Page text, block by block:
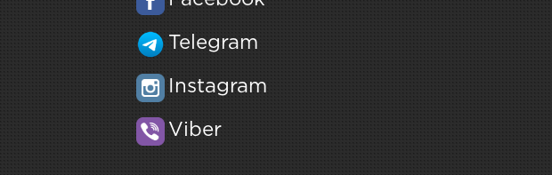
Telegram
Instagram
Viber